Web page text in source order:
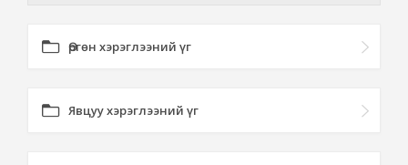
Өргөн хэрэглээний үг
Явцуу хэрэглээний үг